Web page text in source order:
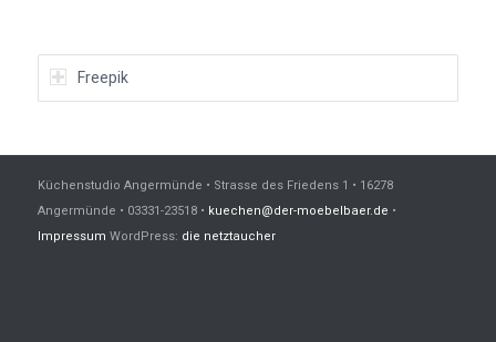
Freepik
Küchenstudio Angermünde • Strasse des Friedens 1 • 16278
Angermünde • 03331-23518 • kuechen@der-moebelbaer.de •
Impressum WordPress: die netztaucher